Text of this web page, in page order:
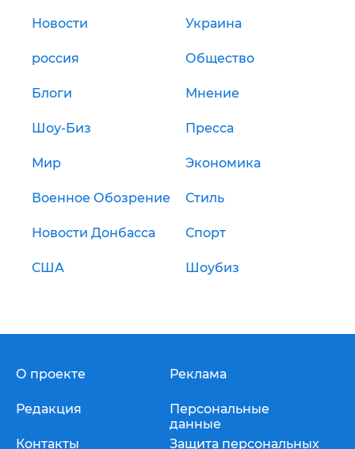
Новости Украина
россия Общество
Блоги Мнение
Шоу-Биз Пресса
Мир Экономика
Военное Обозрение Стиль
Новости Донбасса Спорт
США Шоубиз
О проекте
Редакция
Контакты
Реклама
Персональные
данные
Защита персональных